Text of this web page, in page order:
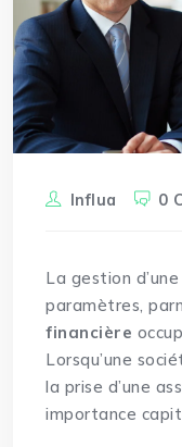
Influa 0
La gestion
paramètres,
financière
Lorsqu’une
la prise d’une
importance